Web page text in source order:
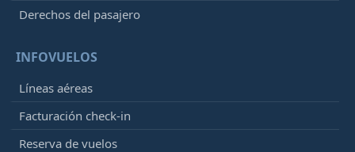
Derechos del pasajero
INFOVUELOS
Líneas aéreas
Facturación check-in
Reserva de vuelos